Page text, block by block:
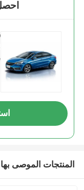
المنتجات الموصى بها